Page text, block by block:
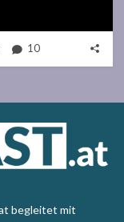
10
begleitet mit